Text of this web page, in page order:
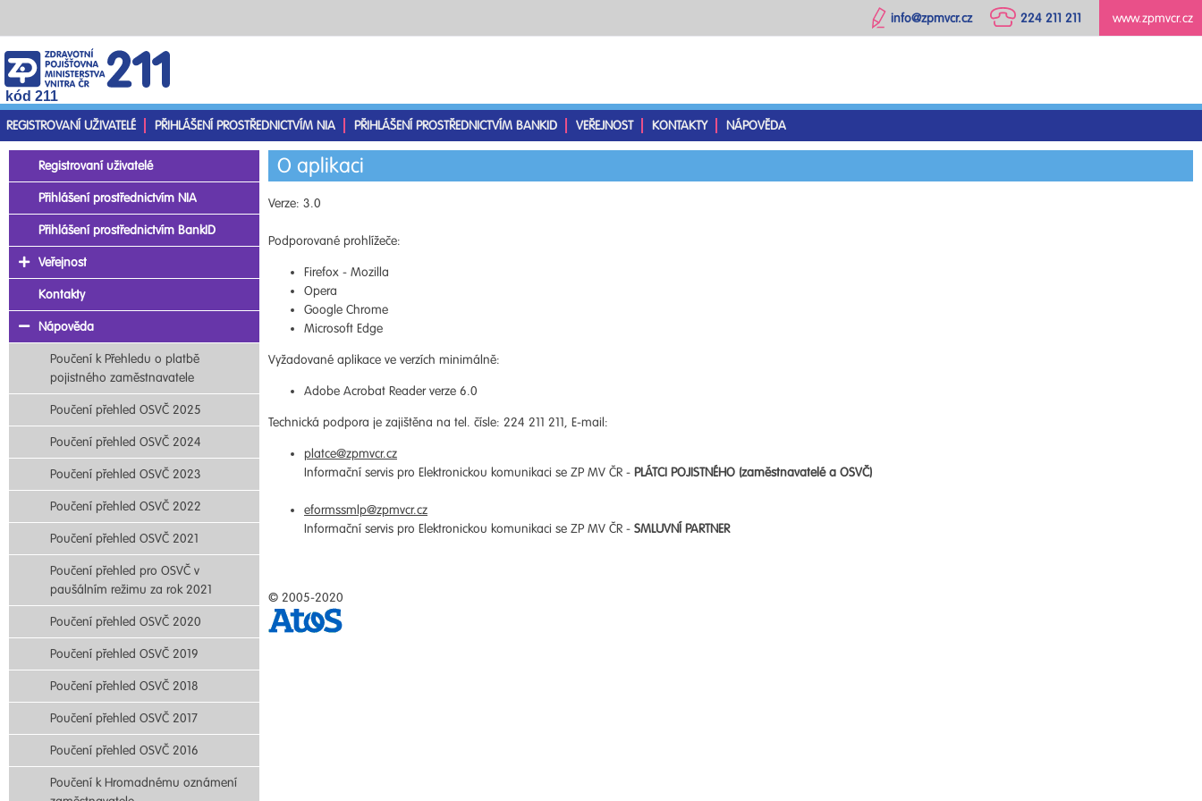
www.zpmvcr.cz
224 211 211
info@zpmvcr.cz
kód 211
REGISTROVANÍ UŽIVATELÉ
PŘIHLÁŠENÍ PROSTŘEDNICTVÍM NIA PŘIHLÁŠENÍ PROSTŘEDNICTVÍM BANKID VEŘEJNOST KONTAKTY NÁPOVĚDA
O aplikaci
Verze: 3.0
Podporované prohlížeče:
Firefox - Mozilla
Opera
Google Chrome
Microsoft Edge
Vyžadované aplikace ve verzích minimálně:
Adobe Acrobat Reader verze 6.0
Technická podpora je zajištěna na tel. čísle: 224 211 211, E-mail:
platce@zpmvcr.cz
Informační servis pro Elektronickou komunikaci se ZP MV ČR - PLÁTCI POJISTNÉHO (zaměstnavatelé a OSVČ)
eformssmlp@zpmvcr.cz
Informační servis pro Elektronickou komunikaci se ZP MV ČR - SMLUVNÍ PARTNER
© 2005-2020
Registrovaní uživatelé
Přihlášení prostřednictvím NIA
Přihlášení prostřednictvím BankID
Veřejnost
Kontakty
Nápověda
Poučení k Přehledu o platbě
pojistného zaměstnavatele
Poučení přehled OSVČ 2025
Poučení přehled OSVČ 2024
Poučení přehled OSVČ 2023
Poučení přehled OSVČ 2022
Poučení přehled OSVČ 2021
Poučení přehled pro OSVČ v
paušálním režimu za rok 2021
Poučení přehled OSVČ 2020
Poučení přehled OSVČ 2019
Poučení přehled OSVČ 2018
Poučení přehled OSVČ 2017
Poučení přehled OSVČ 2016
Poučení k Hromadnému oznámení